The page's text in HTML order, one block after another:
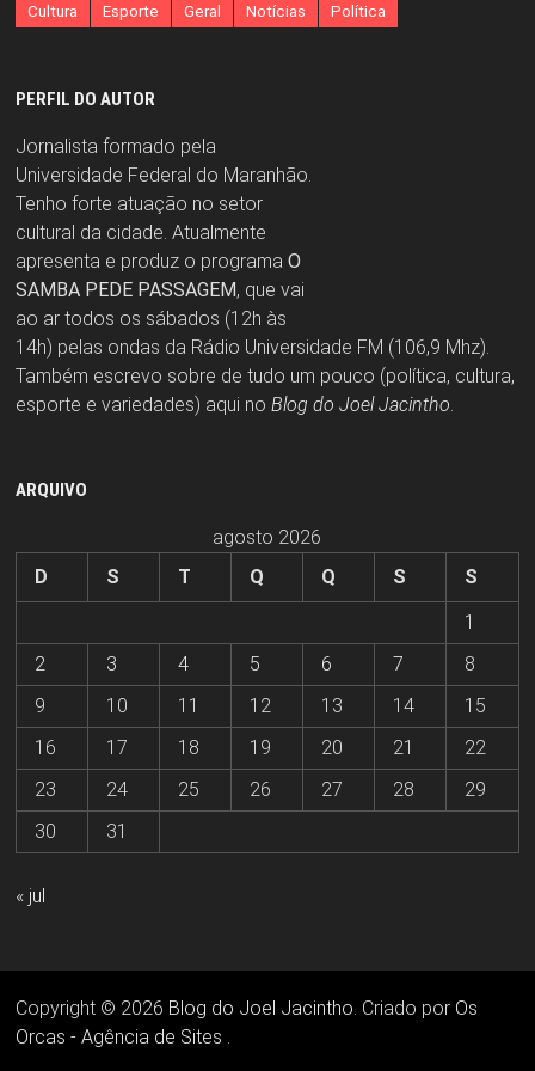
Cultura Esporte Geral Notícias Política
PERFIL DO AUTOR
Jornalista formado pela
Universidade Federal do Maranhão.
Tenho forte atuação no setor
cultural da cidade. Atualmente
apresenta e produz o programa O
SAMBA PEDE PASSAGEM, que vai
ao ar todos os sábados (12h às
14h) pelas ondas da Rádio Universidade FM (106,9 Mhz).
Também escrevo sobre de tudo um pouco (política, cultura,
esporte e variedades) aqui no Blog do Joel Jacintho.
ARQUIVO
agosto 2026
D
S T Q Q S
S
1
2
3 4 5 6 7
8
9
10 11 12 13 14
15
16
17 18 19 20 21
22
23
24 25 26 27 28
29
30
31
« jul
Copyright © 2026 Blog do Joel Jacintho. Criado por Os
Orcas - Agência de Sites .